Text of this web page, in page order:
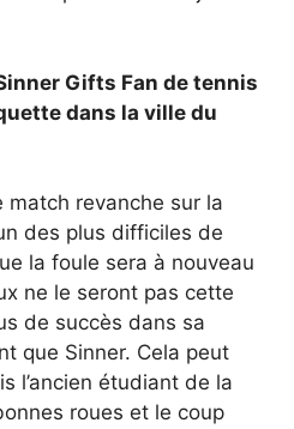
Gifts Fan de tennis
dans la ville du
match revanche sur la
des plus difficiles de
la foule sera à nouveau
ne le seront pas cette
de succès dans sa
que Sinner. Cela peut
l’ancien étudiant de la
roues et le coup